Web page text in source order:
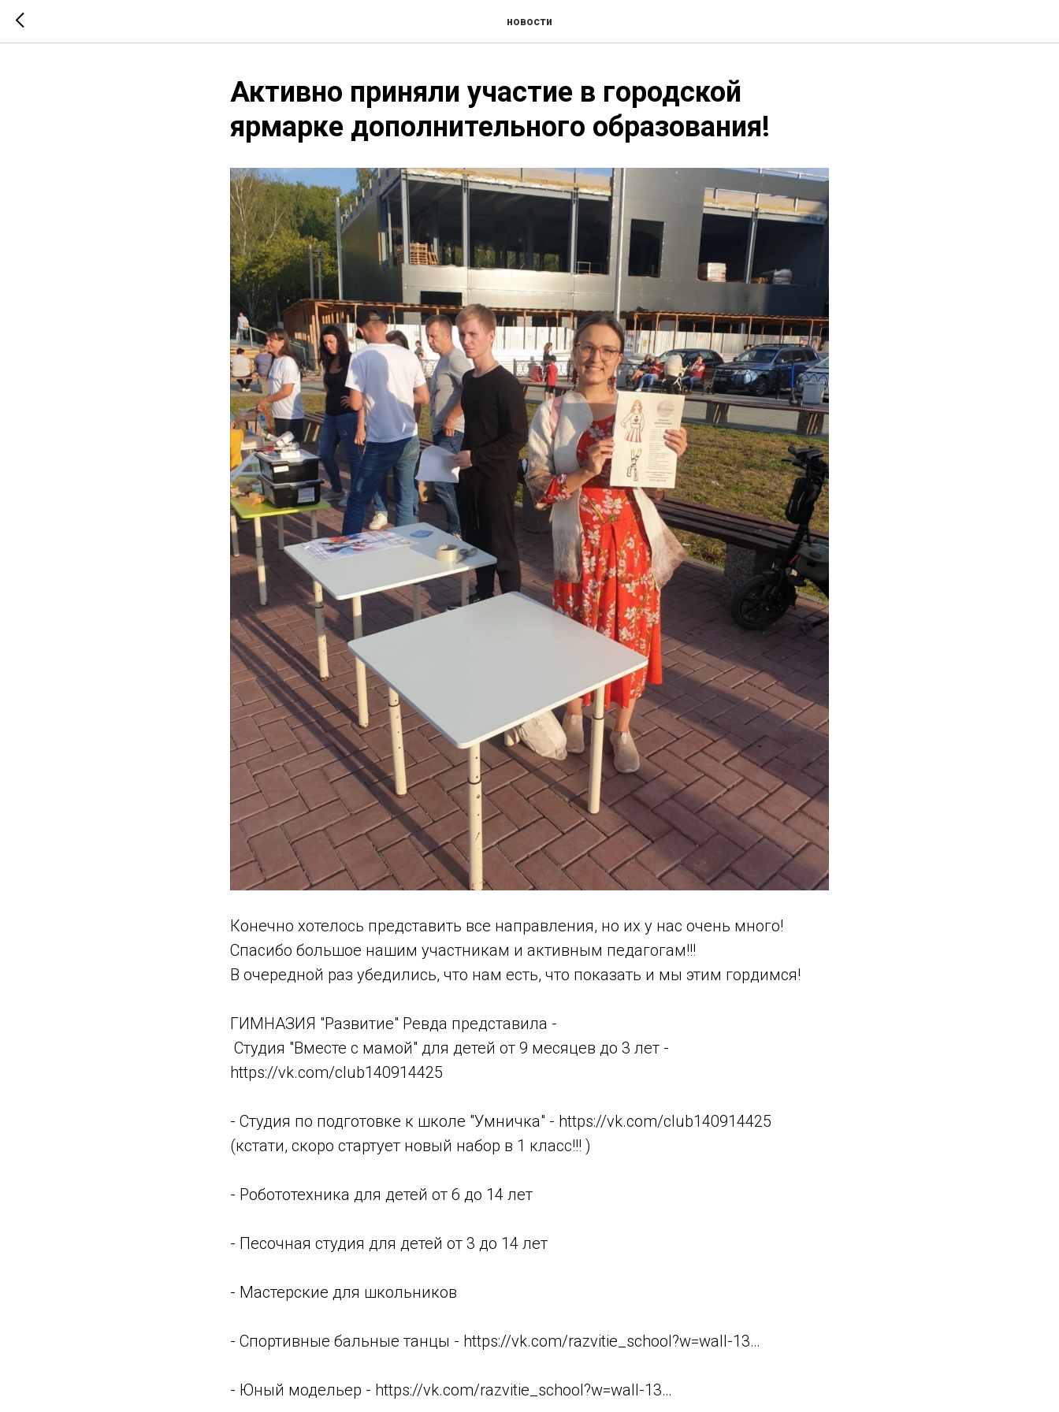
новости
Активно приняли участие в городской
ярмарке дополнительного образования!
Конечно хотелось представить все направления, но их у нас очень много!
Спасибо большое нашим участникам и активным педагогам!!!
В очередной раз убедились, что нам есть, что показать и мы этим гордимся!
ГИМНАЗИЯ "Развитие" Ревда представила -
Студия "Вместе с мамой" для детей от 9 месяцев до 3 лет -
https://vk.com/club140914425
- Студия по подготовке к школе "Умничка" - https://vk.com/club140914425
(кстати, скоро стартует новый набор в 1 класс!!! )
- Робототехника для детей от 6 до 14 лет
- Песочная студия для детей от 3 до 14 лет
- Мастерские для школьников
- Спортивные бальные танцы - https://vk.com/razvitie_school?w=wall-13…
- Юный модельер - https://vk.com/razvitie_school?w=wall-13…